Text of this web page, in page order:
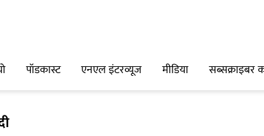
पॉडकास्ट एनएल इंटरव्यूज मीडिया सब्सक्राइबर